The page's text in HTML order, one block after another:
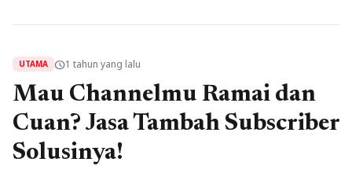
UTAMA schedule1 tahun yang lalu
Mau Channelmu Ramai dan
Cuan? Jasa Tambah Subscriber
Solusinya!